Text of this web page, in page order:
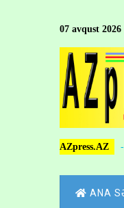
07 avqust 2026
AZpress.AZ
MAINANA